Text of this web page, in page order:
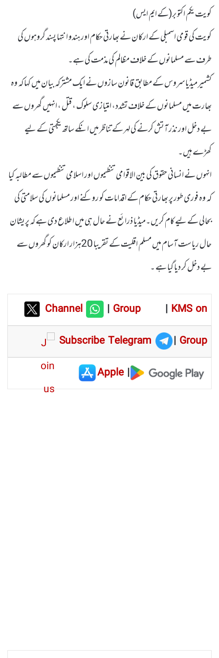
کویت یکم اکتو بر(کے ایم ایس)
کویت کی قومی اسمبلی کے ارکان نے بھارتی حکام اور ہندو انتہا پسند گروہوں کی
طرف سے مسلمانوں کے خلاف مظالم کی مذمت کی ہے۔
کشمیر میڈیا سروس کے مطابق قانون سازوں نے ایک مشترکہ بیان میں کہا کہ وہ
بھارت میں مسلمانوں کے خلاف تشدد، امتیازی سلوک ، قتل ، انہیں گھروں سے
بے دخل اور نذر آتش کرنے کی لہر کے تناظر میں انکے ساتھ یکجہتی کے لیے
کھڑے ہیں۔
انہوں نے انسانی حقوق کی بین الاقوامی تنظیموں اور اسلامی تنظیموں سے مطالبہ کیا
کہ وہ فوری طور پر بھارتی حکام کے اقدامات کو روکنے اور مسلمانوں کی سلامتی کی
بحالی کے لیے کام کریں۔میڈیا ذرائع نے حال ہی میں اطلاع دی ہے کہ پریشان
حال ریاست آسام میں مسلم اقلیت کے تقریبا 20ہزار ارکان کو گھروں سے
بے دخل کر دیا گیا ہے ۔
Channel |Group | KMS on
Subscribe Telegram
| Group
|
Apple